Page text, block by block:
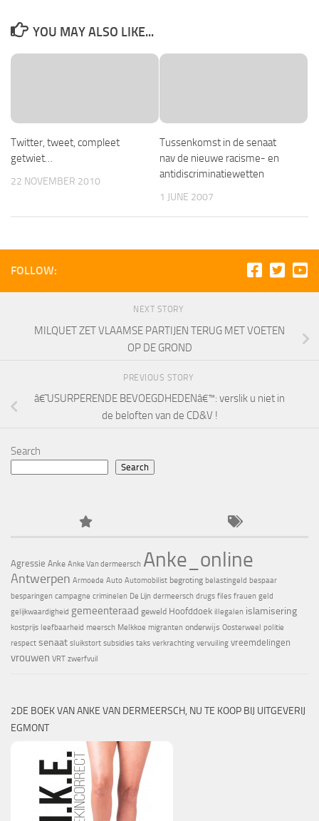
YOU MAY ALSO LIKE...
Twitter, tweet, compleet
getwiet…
22 NOVEMBER 2010
Tussenkomst in de senaat
nav de nieuwe racisme- en
antidiscriminatiewetten
1 JUNE 2007
FOLLOW:
NEXT STORY
MILQUET ZET VLAAMSE PARTIJEN TERUG MET VOETEN
OP DE GROND
PREVIOUS STORY
â€˜USURPERENDE BEVOEGDHEDENâ€™: verslik u niet in
de beloften van de CD&V !
Search
Search
Agressie Anke Anke Van dermeersch Anke_online
Antwerpen Armoede Auto Automobilist begroting belastingeld bespaar
besparingen campagne criminelen De Lijn dermeersch drugs files frauen geld
gelijkwaardigheid gemeenteraad geweld Hoofddoek illegalen islamisering
kostprijs leefbaarheid meersch Melkkoe migranten onderwijs Oosterweel politie
respect senaat sluikstort subsidies taks verkrachting vervuiling vreemdelingen
vrouwen VRT zwerfvuil
2DE BOEK VAN ANKE VAN DERMEERSCH, NU TE KOOP BIJ UITGEVERIJ
EGMONT